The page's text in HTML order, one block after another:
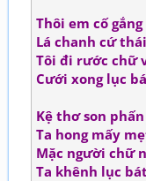
Thôi em cố
Lá chanh cứ
Tôi đi rước chữ
Cưới xong lục
Kệ thơ son
Ta hong mấy
Mặc người chữ
Ta khênh lục